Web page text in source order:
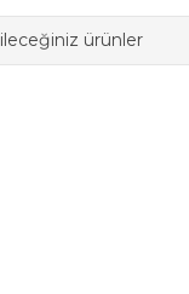
ürünler